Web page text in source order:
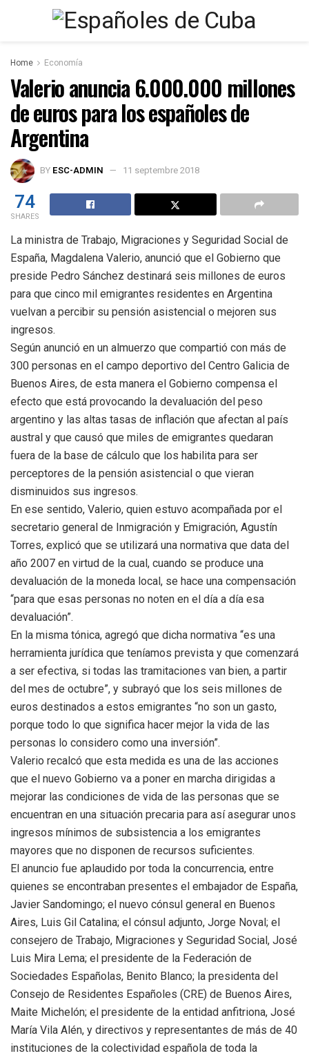
Home Economía
Valerio anuncia 6.000.000 millones
de euros para los españoles de
Argentina
BY ESC-ADMIN 11 septembre 2018
74
SHARES
La ministra de Trabajo, Migraciones y Seguridad Social de
España, Magdalena Valerio, anunció que el Gobierno que
preside Pedro Sánchez destinará seis millones de euros
para que cinco mil emigrantes residentes en Argentina
vuelvan a percibir su pensión asistencial o mejoren sus
ingresos.
Según anunció en un almuerzo que compartió con más de
300 personas en el campo deportivo del Centro Galicia de
Buenos Aires, de esta manera el Gobierno compensa el
efecto que está provocando la devaluación del peso
argentino y las altas tasas de inflación que afectan al país
austral y que causó que miles de emigrantes quedaran
fuera de la base de cálculo que los habilita para ser
perceptores de la pensión asistencial o que vieran
disminuidos sus ingresos.
En ese sentido, Valerio, quien estuvo acompañada por el
secretario general de Inmigración y Emigración, Agustín
Torres, explicó que se utilizará una normativa que data del
año 2007 en virtud de la cual, cuando se produce una
devaluación de la moneda local, se hace una compensación
“para que esas personas no noten en el día a día esa
devaluación”.
En la misma tónica, agregó que dicha normativa “es una
herramienta jurídica que teníamos prevista y que comenzará
a ser efectiva, si todas las tramitaciones van bien, a partir
del mes de octubre”, y subrayó que los seis millones de
euros destinados a estos emigrantes “no son un gasto,
porque todo lo que significa hacer mejor la vida de las
personas lo considero como una inversión”.
Valerio recalcó que esta medida es una de las acciones
que el nuevo Gobierno va a poner en marcha dirigidas a
mejorar las condiciones de vida de las personas que se
encuentran en una situación precaria para así asegurar unos
ingresos mínimos de subsistencia a los emigrantes
mayores que no disponen de recursos suficientes.
El anuncio fue aplaudido por toda la concurrencia, entre
quienes se encontraban presentes el embajador de España,
Javier Sandomingo; el nuevo cónsul general en Buenos
Aires, Luis Gil Catalina; el cónsul adjunto, Jorge Noval; el
consejero de Trabajo, Migraciones y Seguridad Social, José
Luis Mira Lema; el presidente de la Federación de
Sociedades Españolas, Benito Blanco; la presidenta del
Consejo de Residentes Españoles (CRE) de Buenos Aires,
Maite Michelón; el presidente de la entidad anfitriona, José
María Vila Alén, y directivos y representantes de más de 40
instituciones de la colectividad española de toda la